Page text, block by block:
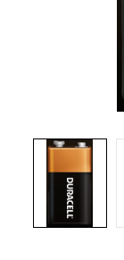
Seaux,
Tampons,
Vadrouilles,